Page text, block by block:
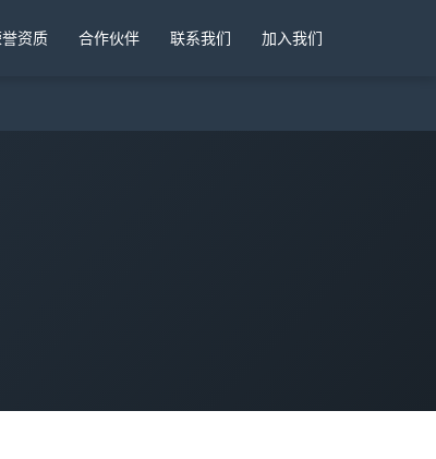
资质 合作伙伴 联系我们 加入我们